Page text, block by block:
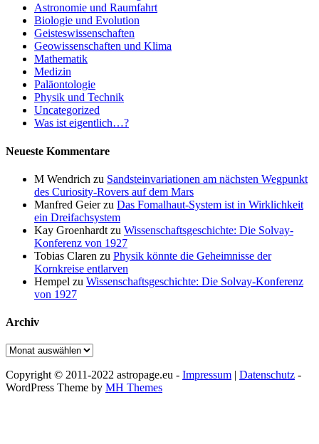
Astronomie und Raumfahrt
Biologie und Evolution
Geisteswissenschaften
Geowissenschaften und Klima
Mathematik
Medizin
Paläontologie
Physik und Technik
Uncategorized
Was ist eigentlich…?
Neueste Kommentare
M Wendrich zu Sandsteinvariationen am nächsten Wegpunkt
des Curiosity-Rovers auf dem Mars
Manfred Geierzu Das Fomalhaut-System ist in Wirklichkeit
ein Dreifachsystem
Kay Groenhardt zu Wissenschaftsgeschichte: Die Solvay-
Konferenz von 1927
Tobias Claren zu Physik könnte die Geheimnisse der
Kornkreise entlarven
Hempel zu Wissenschaftsgeschichte: Die Solvay-Konferenz
von 1927
Archiv
Archiv
Copyright © 2011-2022 astropage.eu - Impressum | Datenschutz -
WordPress Theme by MH Themes